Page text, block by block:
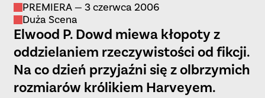
PREMIERA — 3 czerwca 2006
Duża Scena
Elwood P. Dowd miewa kłopoty z
oddzielaniem rzeczywistości od fikcji.
Na co dzień przyjaźni się z olbrzymich
rozmiarów królikiem Harveyem.